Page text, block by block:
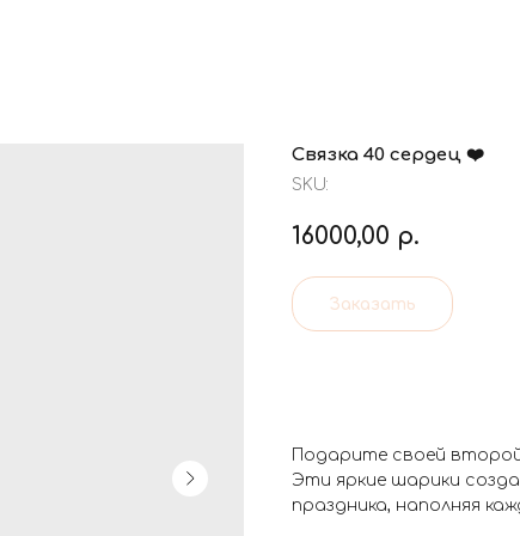
Связка 40 сердец ❤️
SKU:
16000,00 р.
Заказать
Подарите своей
Эти яркие шарики
праздника, наполняя